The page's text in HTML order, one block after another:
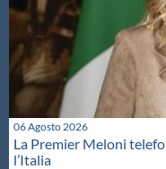
06 Agosto 2026
La Premier Meloni
l’Italia